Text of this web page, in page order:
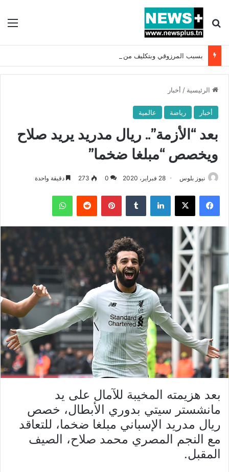
بحث عن
الرئيسية / أخبار
أخبار رياضة عالمية
بعد “الأزمة”.. ريال مدريد يريد صلاح
ويخصص “مبلغا ضخما”
نيوز بلوس 28 فبراير، 2020 0
273 دقيقة واحدة
فيسبوك X لينكدإن بينتيريست واتساب
بعد هزيمته المخيبة للآمال على يد
مانشستر سيتي بدوري الأبطال، خصص
ريال مدريد الإسباني مبلغا ضخما، للتعاقد
مع النجم المصري محمد صلاح، الصيف
المقبل.